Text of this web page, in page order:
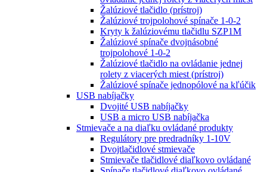
Žalúziové tlačidlo (prístroj)
Žalúziové trojpolohové spínače 1-0-2
Kryty k žalúziovému tlačidlu SZP1M
Žalúziové spínače dvojnásobné
trojpolohové 1-0-2
Žalúziové tlačidlo na ovládanie jednej
rolety z viacerých miest (prístroj)
Žalúziové spínače jednopólové na kľúčik
USB nabíjačky
Dvojité USB nabíjačky
USB a micro USB nabíjačka
Stmievače a na diaľku ovládané produkty
Regulátory pre predradníky 1-10V
Dvojtlačidlové stmievače
Stmievače tlačidlové diaľkovo ovládané